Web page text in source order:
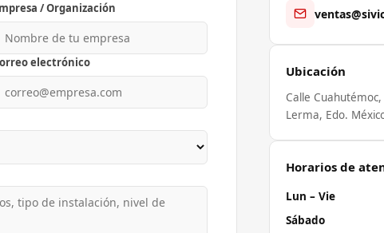
/ Organización
electrónico
Ubicación
Calle
Lerma, Edo.
Horarios de
Lun – Vie
Sábado